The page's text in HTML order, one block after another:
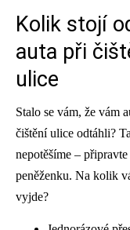
Kolik stojí
auta při
ulice
Stalo se vám, že vám
čištění ulice odtáhli?
nepotěšíme – připravte
peněženku. Na kolik
vyjde?